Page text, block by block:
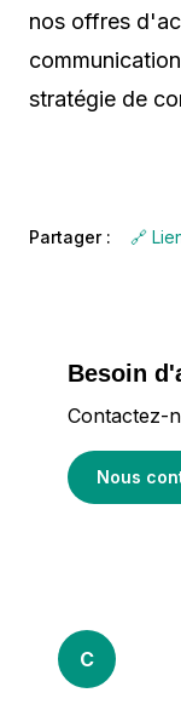
nos offres
communication
stratégie de
Partager : 🔗
Besoin
Contactez-
Nous
C